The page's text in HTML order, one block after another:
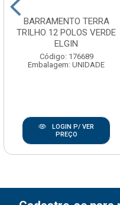
BARRAMENTO TERRA
TRILHO 12 POLOS VERDE
ELGIN
Código: 176689
Embalagem: UNIDADE
LOGIN P/ VER
PREÇO